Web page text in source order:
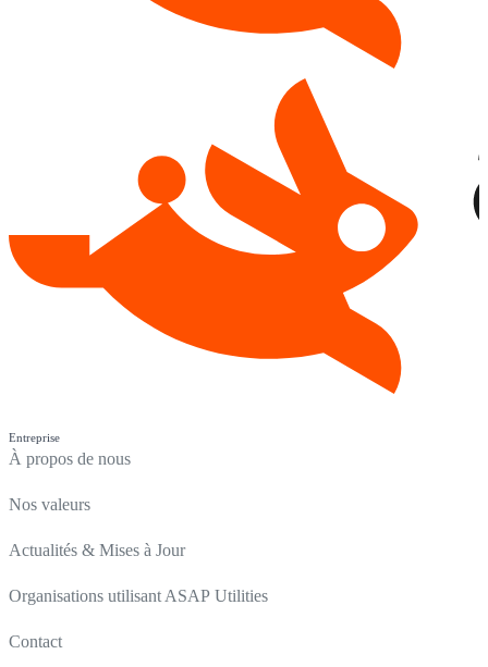
Entreprise
À propos de nous
Nos valeurs
Actualités & Mises à Jour
Organisations utilisant ASAP Utilities
Contact